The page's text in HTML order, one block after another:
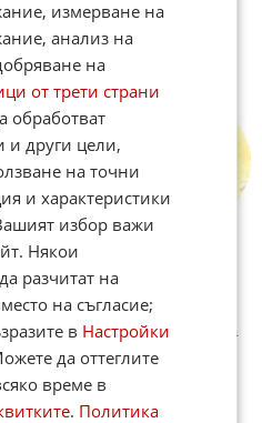
Куиз рубрика.
куиз с въпроси на
След края на всеки тест
отговори, които сте
да намерите тук. Успех !
измерване на
анализ на
на
от трети страни
обработват
и други цели,
на точни
и характеристики
избор важи
Някои
разчитат на
на съгласие;
в Настройки
да оттеглите
време в
. Политика